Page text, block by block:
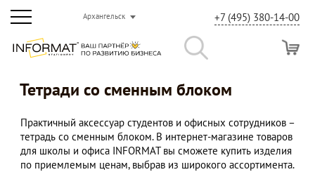
Архангельск +7 (495) 380-14-00
Тетради со сменным блоком
Практичный аксессуар студентов и офисных сотрудников –
тетрадь со сменным блоком. В интернет-магазине товаров
для школы и офиса INFORMAT вы сможете купить изделия
по приемлемым ценам, выбрав из широкого ассортимента.